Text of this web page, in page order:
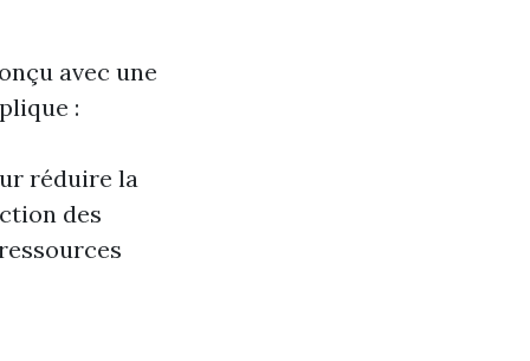
avec une
:
réduire la
des